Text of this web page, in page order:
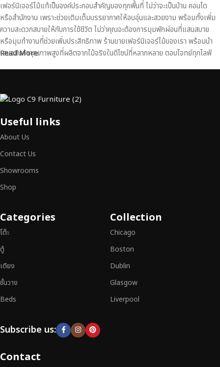
เฟอร์นิเจอร์ไม้แท้เป็นองค์ประกอบสำคัญของทุกพื้นที่ ไม่ว่าจะเป็นบ้าน คอนโด
หรือสำนักงาน เพราะช่วยเติมเต็มบรรยากาศให้อบอุ่นและสวยงาม พร้อมทั้งเพิ่ม
ความสะดวกสบายให้กับการใช้ชีวิต ไม่ว่าคุณจะต้องการมุมพักผ่อนที่แสนสบาย
หรือมุมทำงานที่ช่วยเพิ่มประสิทธิภาพ ร้านขายเฟอร์นิเจอร์ไม้ของเรา พร้อมนำ
เสนอสินค้าคุณภาพสูงที่ผลิตจากไม้จริงในดีไซน์ที่หลากหลาย ตอบโจทย์ทุกไลฟ์
เหนือระดับ
เฟอร์นิเจอร์ไม้ไม่ใช่เพียงของตกแต่ง แต่เป็นงานศิลปะที่สะท้อนถึงรสนิยมและ
สไตล์ของผู้ใช้งาน
สามารถผสานความสวยงาม ความแข็งแรง และการใช้งานที่ตอบโจทย์ทุกความ
การตรวจสอบมาตรฐานอย่างเคร่งครัด
สิก และการใช้งานที่ยาวนาน
เฟอร์นิเจอร์ไม้แท้ที่ตอบโจทย์ทุกความต้องการอย่าลืมเลือกช้อปกับเรา รับ
ประกันคุณภาพและการบริการที่ดีที่สุด
Read More
Useful links
About Us
Contact Us
Showrooms
Shop
Categories
โต๊ะ
ตู้
เตียง
ชั้นวาง
Beds
Collection
Chicago
Boston
Dublin
Glasgow
Liverpool
Subscribe us:
Contact